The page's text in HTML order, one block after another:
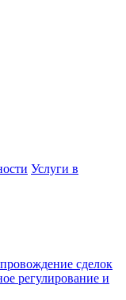
Услуги в
сделок
регулирование и